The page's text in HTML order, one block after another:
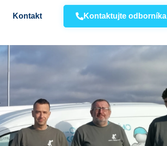
Kontakt Kontaktujte odborníka